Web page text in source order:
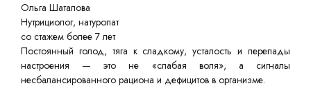
Ольга Шаталова
Нутрициолог, натуропат
со стажем более 7 лет
Постоянный голод, тяга к сладкому, усталость и перепады
настроения — это не «слабая воля», а сигналы
несбалансированного рациона и дефицитов в организме.